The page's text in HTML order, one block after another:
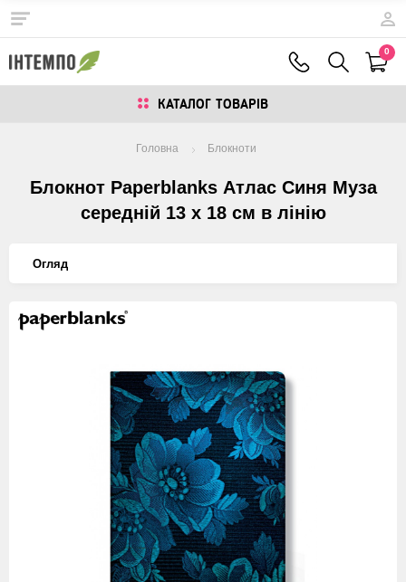
0
КАТАЛОГ ТОВАРIВ
Головна Блокноти
Блокнот Paperblanks Атлас Синя Муза
середній 13 х 18 см в лінію
Огляд
Изображения